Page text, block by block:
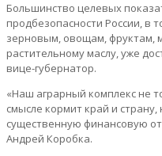
Большинство целевых
продбезопасности России, в
зерновым, овощам, фруктам,
растительному маслу, уже
вице-губернатор.
«Наш аграрный комплекс не
смысле кормит край и страну,
существенную финансовую
Андрей Коробка.